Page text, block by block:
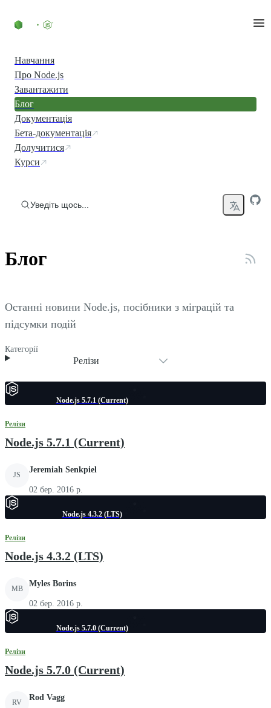
Навчання
Про Node.js
Завантажити
Блог
Документація
Бета-документація
Долучитися
Курси
Уведіть щось...
Блог
Останні новини Node.js, посібники з міграцій та
підсумки подій
Категорії
Релізи
Node.js 5.7.1 (Current)
Релізи
Node.js 5.7.1 (Current)
JS
Jeremiah Senkpiel
02 бер. 2016 р.
Node.js 4.3.2 (LTS)
Релізи
Node.js 4.3.2 (LTS)
MB
Myles Borins
02 бер. 2016 р.
Node.js 5.7.0 (Current)
Релізи
Node.js 5.7.0 (Current)
RV
Rod Vagg